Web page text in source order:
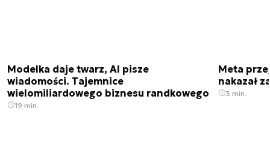
Modelka daje twarz, AI pisze
wiadomości. Tajemnice
wielomiliardowego biznesu randkowego
19 min.
Meta
nakazał
3 min.